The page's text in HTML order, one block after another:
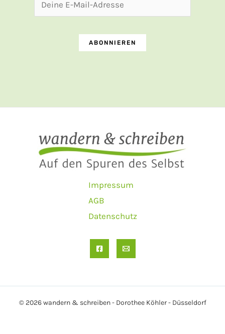
Impressum
AGB
Datenschutz
© 2026 wandern & schreiben - Dorothee Köhler - Düsseldorf